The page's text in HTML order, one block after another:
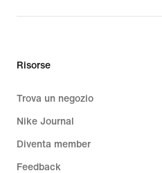
Risorse
Trova un negozio
Nike Journal
Diventa member
Feedback